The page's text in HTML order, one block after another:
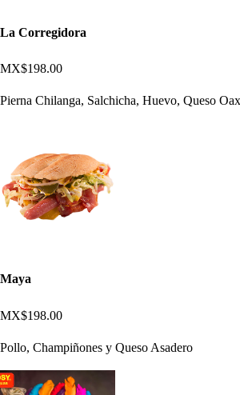
La Corregidora
MX$198.00
Pierna Chilanga, Salchicha, Huevo, Queso
Maya
MX$198.00
Pollo, Champiñones y Queso Asadero